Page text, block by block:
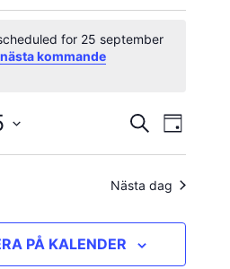
for 25 september
nästa kommande
Search
and
Views
SÖK DAG
Nästa dag
PÅ KALENDER